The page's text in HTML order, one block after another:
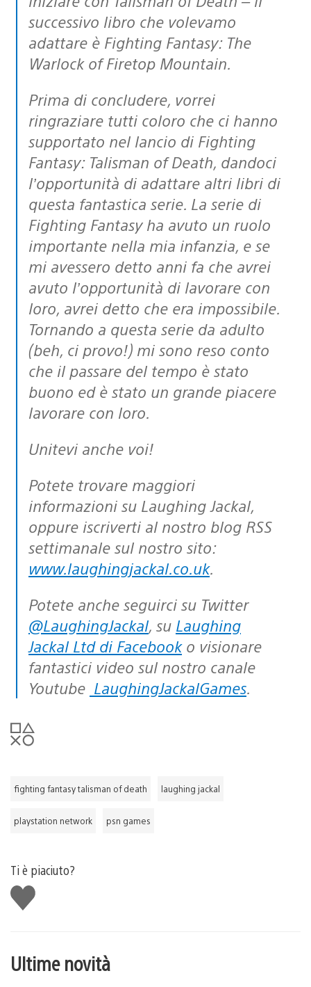
successivo libro che volevamo
adattare è Fighting Fantasy: The
Warlock of Firetop Mountain.
Prima di concludere, vorrei
ringraziare tutti coloro che ci hanno
supportato nel lancio di Fighting
Fantasy: Talisman of Death, dandoci
l’opportunità di adattare altri libri di
questa fantastica serie. La serie di
Fighting Fantasyha avuto un ruolo
importante nella mia infanzia, e se
mi avessero detto anni fa che avrei
avuto l’opportunità di lavorare con
loro, avrei detto che era impossibile.
Tornando a questa serie da adulto
(beh, ci provo!) mi sono reso conto
che il passare del tempo è stato
buono ed è stato un grande piacere
lavorare con loro.
Unitevi anche voi!
Potete trovare maggiori
informazioni su Laughing Jackal,
oppure iscriverti al nostro blog RSS
settimanale sul nostro sito:
www.laughingjackal.co.uk.
Potete anche seguirci su Twitter
@LaughingJackal, su Laughing
Jackal Ltd di Facebooko visionare
fantastici video sul nostro canale
Youtube LaughingJackalGames.
fighting fantasy talisman of death laughing jackal
playstation network psn games
Ti è piaciuto?
Mi
piace
Ultime novità